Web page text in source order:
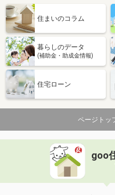
住まいのコラム
暮らしのデータ
(補助金・助成金情報)
住宅ローン
ページトッ
goo